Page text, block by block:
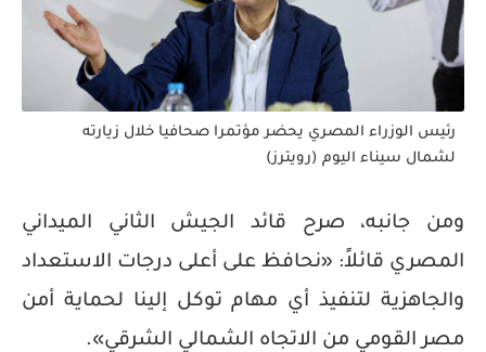
رئيس الوزراء المصري يحضر مؤتمرا صحافيا خلال زيارته
لشمال سيناء اليوم (رويترز)
ومن جانبه، صرح قائد الجيش الثاني الميداني
المصري قائلاً: «نحافظ على أعلى درجات الاستعداد
والجاهزية لتنفيذ أي مهام توكل إلينا لحماية أمن
مصر القومي من الاتجاه الشمالي الشرقي».